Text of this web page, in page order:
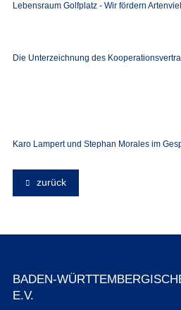
Lebensraum Golfplatz - Wir fördern
Die Unterzeichnung des
Karo Lampert und Stephan Morales im
zurück
BADEN-
E.V.